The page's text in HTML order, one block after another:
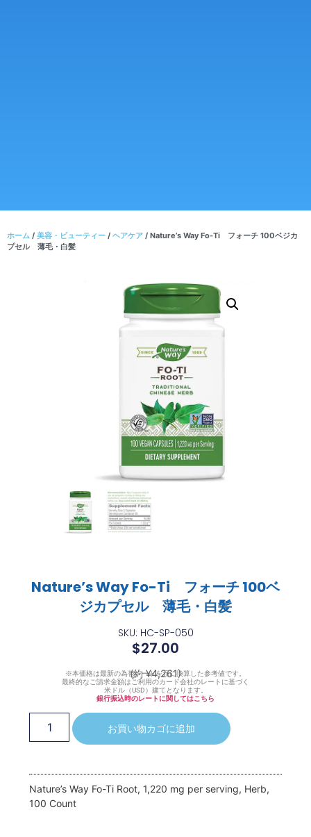
ホーム / 美容・ビューティー / ヘアケア / Nature’s Way Fo-Ti フォーチ 100ベジカ
プセル 薄毛・白髪
Nature’s Way Fo-Ti フォーチ 100ベ
ジカプセル 薄毛・白髪
SKU: HC-SP-050
$27.00
(約 ¥4,261)
※本価格は最新の為替レートを元に換算した参考値です。
最終的なご請求金額はご利用のカード会社のレートに基づく
米ドル（USD）建てとなります。
銀行振込時のレートに関してはこちら
お買い物カゴに追加
Nature’s Way Fo-Ti Root, 1,220 mg per serving, Herb,
100 Count